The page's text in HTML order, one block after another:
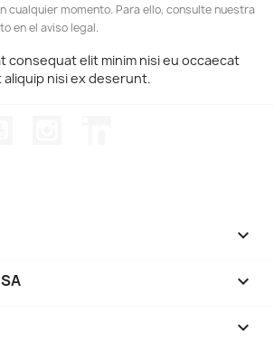
cualquier momento. Para ello, consulte nuestra
en el aviso legal.
consequat elit minim nisi eu occaecat
nisi ex deserunt.


